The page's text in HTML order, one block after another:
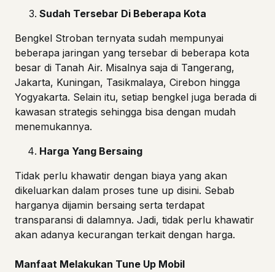
Sudah Tersebar Di Beberapa Kota
Bengkel Stroban ternyata sudah mempunyai
beberapa jaringan yang tersebar di beberapa kota
besar di Tanah Air. Misalnya saja di Tangerang,
Jakarta, Kuningan, Tasikmalaya, Cirebon hingga
Yogyakarta. Selain itu, setiap bengkel juga berada di
kawasan strategis sehingga bisa dengan mudah
menemukannya.
Harga Yang Bersaing
Tidak perlu khawatir dengan biaya yang akan
dikeluarkan dalam proses tune up disini. Sebab
harganya dijamin bersaing serta terdapat
transparansi di dalamnya. Jadi, tidak perlu khawatir
akan adanya kecurangan terkait dengan harga.
Manfaat Melakukan Tune Up Mobil